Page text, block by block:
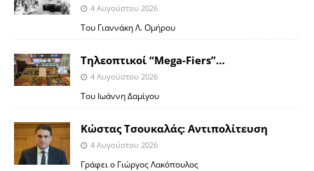
4 Αυγούστου 2026
Toυ Γιαννάκη Λ. Ομήρου
Tηλεοπτικοί “Mega-Fiers”…
4 Αυγούστου 2026
Toυ Ιωάννη Δαμίγου
Κώστας Τσουκαλάς: Αντιπολίτευση
4 Αυγούστου 2026
Γράφει ο Γιώργος Λακόπουλος